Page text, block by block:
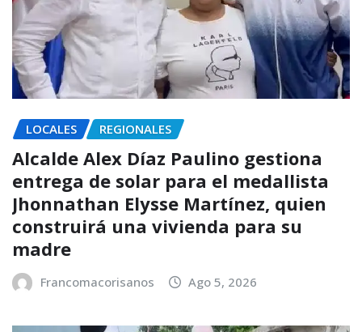
LOCALES REGIONALES
Alcalde Alex Díaz Paulino gestiona
entrega de solar para el medallista
Jhonnathan Elysse Martínez, quien
construirá una vivienda para su
madre
Francomacorisanos Ago 5, 2026